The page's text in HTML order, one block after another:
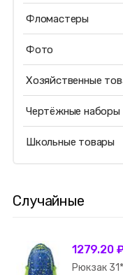
Фломастеры
Фото
Хозяйственные
Чертёжные наборы
Школьные товары
Случайные
1279.20 ₽
Рюкзак